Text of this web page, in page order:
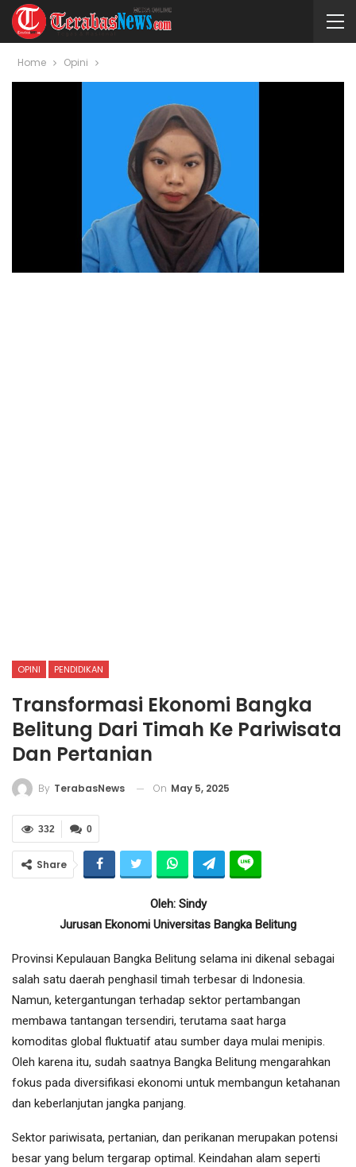
Home Opini
OPINI PENDIDIKAN
Transformasi Ekonomi Bangka
Belitung Dari Timah Ke Pariwisata
Dan Pertanian
By TerabasNews On May 5, 2025
0
332
Share
Oleh: Sindy
Jurusan Ekonomi Universitas Bangka Belitung
Provinsi Kepulauan Bangka Belitung selama ini dikenal sebagai
salah satu daerah penghasil timah terbesar di Indonesia.
Namun, ketergantungan terhadap sektor pertambangan
membawa tantangan tersendiri, terutama saat harga
komoditas global fluktuatif atau sumber daya mulai menipis.
Oleh karena itu, sudah saatnya Bangka Belitung mengarahkan
fokus pada diversifikasi ekonomi untuk membangun ketahanan
dan keberlanjutan jangka panjang.
Sektor pariwisata, pertanian, dan perikanan merupakan potensi
besar yang belum tergarap optimal. Keindahan alam seperti